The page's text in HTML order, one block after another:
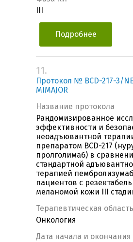
Подробнее
11.
Протокол № BCD-217-3/
MIMAJOR
Название протокола
Рандомизированное
эффективности и
неоадъювантной
препаратом BCD-217
пролголимаб) в
стандартной
терапией
пациентов с
меланомой кожи III
Терапевтическая область
Онкология
Дата начала и окончания